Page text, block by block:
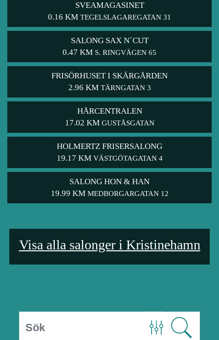
SVEAMAGASINET
0.16 KM TEGELSLAGAREGATAN 31
SALONG SAX N´CUT
0.47 KM S. RINGVÄGEN 65
FRISÖRHUSET I SKÄRGÅRDEN
2.96 KM TÄRNGATAN 3
HÅRCENTRALEN
17.02 KM GUSTÅSGATAN
HOLMERTZ FRISERSALONG
19.17 KM VÄSTGÖTAGATAN 4
SALONG HON & HAN
19.99 KM MEDBORGARGATAN 12
Visa alla salonger i Kristinehamn